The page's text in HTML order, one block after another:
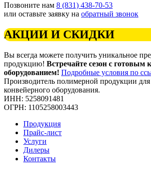
Позвоните нам 8 (831) 438-70-53
или оставьте заявку на обратный звонок
АКЦИИ И СКИДКИ
Вы всегда можете получить уникальное
продукцию! Встречайте сезон с готовым
оборудованием! Подробные условия по
Производитель полимерной продукции для
конвейерного оборудования.
ИНН: 5258091481
ОГРН: 1105258003443
Продукция
Прайс-лист
Услуги
Дилеры
Контакты